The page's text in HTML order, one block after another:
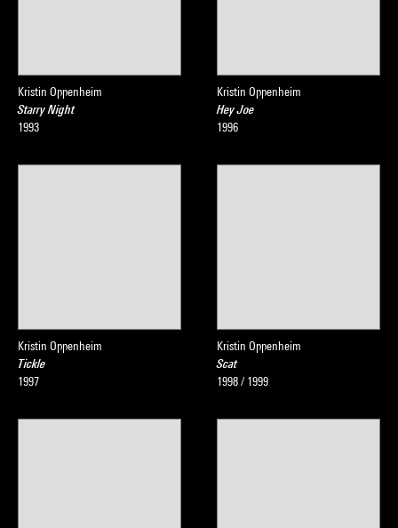
Kristin Oppenheim
Starry Night
1993
Kristin Oppenheim
Hey Joe
1996
Kristin Oppenheim
Tickle
1997
Kristin Oppenheim
Scat
1998 / 1999